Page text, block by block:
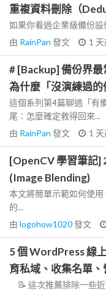
重複資料刪除（
如果你看過企業級備份
由 RainPan 發文 1
# [Backup] 備份界
為什麼「沒演練過
這個系列第4篇聊過「有
尾：怎麼確定救得回來...
由 RainPan 發文 1
[OpenCV 學習筆記]
(Image Blending)
本文將簡單示範如何使
的...
由 logohow1020發文
5 個 WordPress 線
育私域、收集名單
📝 這次推薦排除一些